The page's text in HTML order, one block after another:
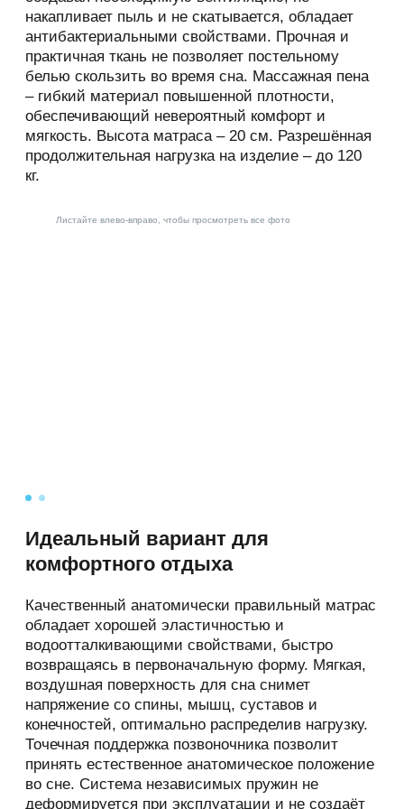
накапливает пыль и не скатывается, обладает
антибактериальными свойствами. Прочная и
практичная ткань не позволяет постельному
белью скользить во время сна. Массажная пена
– гибкий материал повышенной плотности,
обеспечивающий невероятный комфорт и
мягкость. Высота матраса – 20 см. Разрешённая
продолжительная нагрузка на изделие – до 120
кг.
Листайте влево-вправо, чтобы просмотреть все фото
Идеальный вариант для
комфортного отдыха
Качественный анатомически правильный матрас
обладает хорошей эластичностью и
водоотталкивающими свойствами, быстро
возвращаясь в первоначальную форму. Мягкая,
воздушная поверхность для сна снимет
напряжение со спины, мышц, суставов и
конечностей, оптимально распределив нагрузку.
Точечная поддержка позвоночника позволит
принять естественное анатомическое положение
во сне. Система независимых пружин не
деформируется при эксплуатации и не создаёт
сайта.
1.1.8. «IP-адрес» — уникальный сетевой
адрес узла в компьютерной сети, через
который Пользователь получает доступ на.
2. Общие положения
2.1. Использование сайта Пользователем
означает согласие с настоящей Политикой
предоставляемых Пользователем.
3. Предмет политики
конфиденциальности
3.1. Настоящая Политика
конфиденциальности устанавливает
обязательства Администрации по
неразглашению и обеспечению режима
защиты конфиденциальности персональных
данных, которые Пользователь
предоставляет по запросу Администрации
при регистрации на сайте или при подписке
на информационную e-mail рассылку.
3.2. Персональные данные, разрешённые к